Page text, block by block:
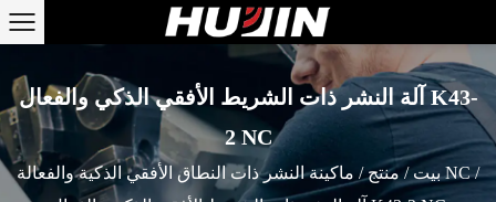
آلة النشر ذات الشريط الأفقي الذكي والفعال K43-
2 NC
بيت /منتج / ماكينة النشر ذات النطاق الأفقي الذكية والفعالة NC/